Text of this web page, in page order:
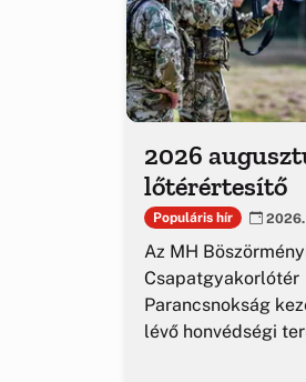
2026
lőtérértesítő
Populáris hír 2026.
Az MH
Csapatgyakorlótér
Parancsnokság
lévő honvédségi